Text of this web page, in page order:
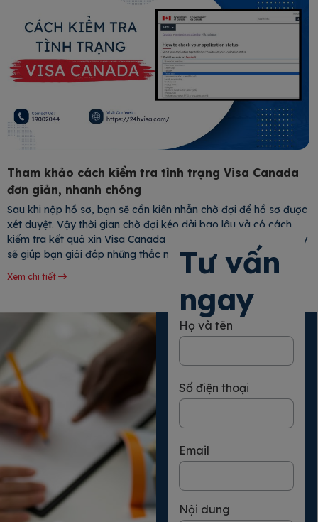
Tham khảo cách kiểm tra tình trạng Visa Canada
đơn giản, nhanh chóng
Sau khi nộp hồ sơ, bạn sẽ cần kiên nhẫn chờ đợi để hồ sơ được
xét duyệt. Vậy thời gian chờ đợi kéo dài bao lâu và có cách
kiểm tra kết quả xin Visa Canada nào nhanh? Bài viết dưới đây
sẽ giúp bạn giải đáp những thắc mắc này, hỗ trợ bạn tự tin
theo dõi hành
Xem chi tiết
Tư vấn
ngay
Họ và tên
Số điện thoại
Email
Nội dung